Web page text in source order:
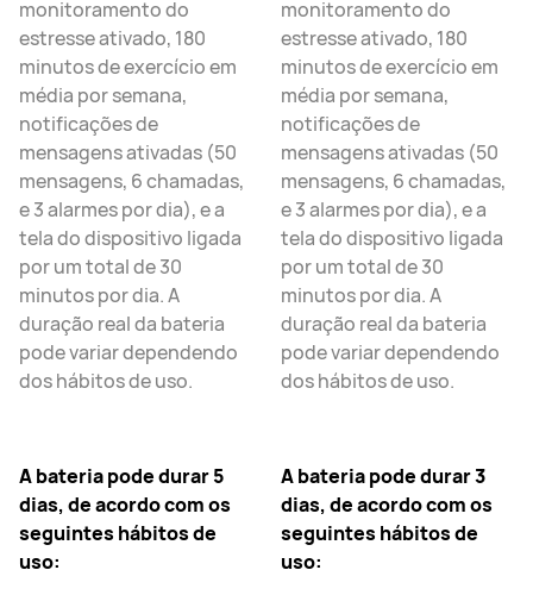
monitoramento do
estresse ativado, 180
minutos de exercício em
média por semana,
notificações de
mensagens ativadas (50
mensagens, 6 chamadas,
e 3 alarmes por dia), e a
tela do dispositivo ligada
por um total de 30
minutos por dia. A
duração real da bateria
pode variar dependendo
dos hábitos de uso.
A bateria pode durar 5
dias, de acordo com os
seguintes hábitos de
uso:
monitoramento do
estresse ativado, 180
minutos de exercício em
média por semana,
notificações de
mensagens ativadas (50
mensagens, 6 chamadas,
e 3 alarmes por dia), e a
tela do dispositivo ligada
por um total de 30
minutos por dia. A
duração real da bateria
pode variar dependendo
dos hábitos de uso.
A bateria pode durar 3
dias, de acordo com os
seguintes hábitos de
uso: